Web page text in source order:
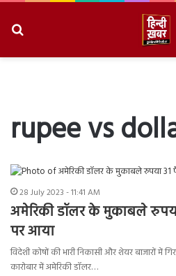
rupee vs
28 July 2023 - 11:41 AM
अमेरिकी डॉलर के मुकाबले
पर आया
विदेशी कोषों की भारी निकासी और शेयर बाजारों में
कारोबार में अमेरिकी डॉलर…